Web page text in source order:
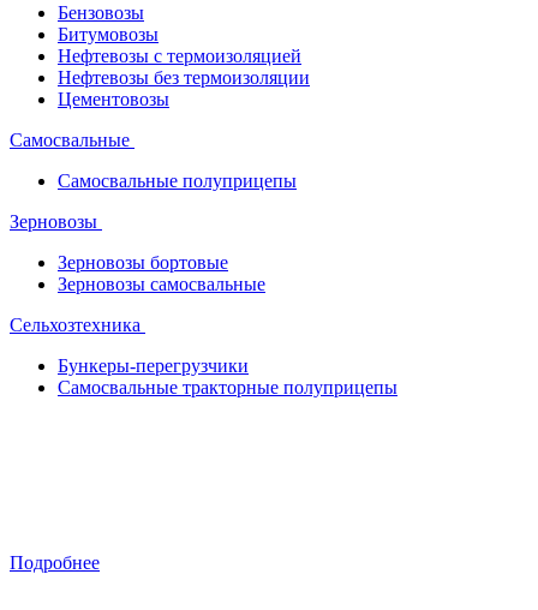
Бензовозы
Битумовозы
Нефтевозы с термоизоляцией
Нефтевозы без термоизоляции
Цементовозы
Самосвальные
Самосвальные полуприцепы
Зерновозы
Зерновозы бортовые
Зерновозы самосвальные
Сельхозтехника
Бункеры-перегрузчики
Самосвальные тракторные полуприцепы
Подробнее